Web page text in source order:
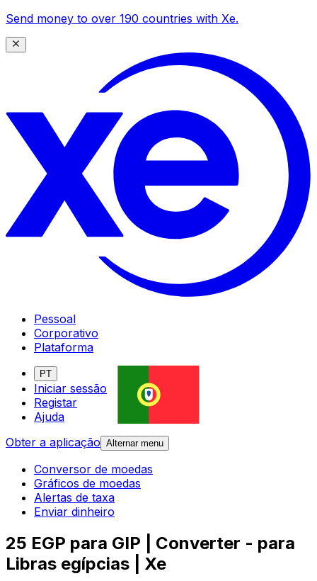
Send money to over 190 countries with Xe.
Pessoal
Corporativo
Plataforma
PT
Iniciar sessão
Registar
Ajuda
Obter a aplicação Alternar menu
Conversor de moedas
Gráficos de moedas
Alertas de taxa
Enviar dinheiro
25 EGP para GIP | Converter - para
Libras egípcias | Xe